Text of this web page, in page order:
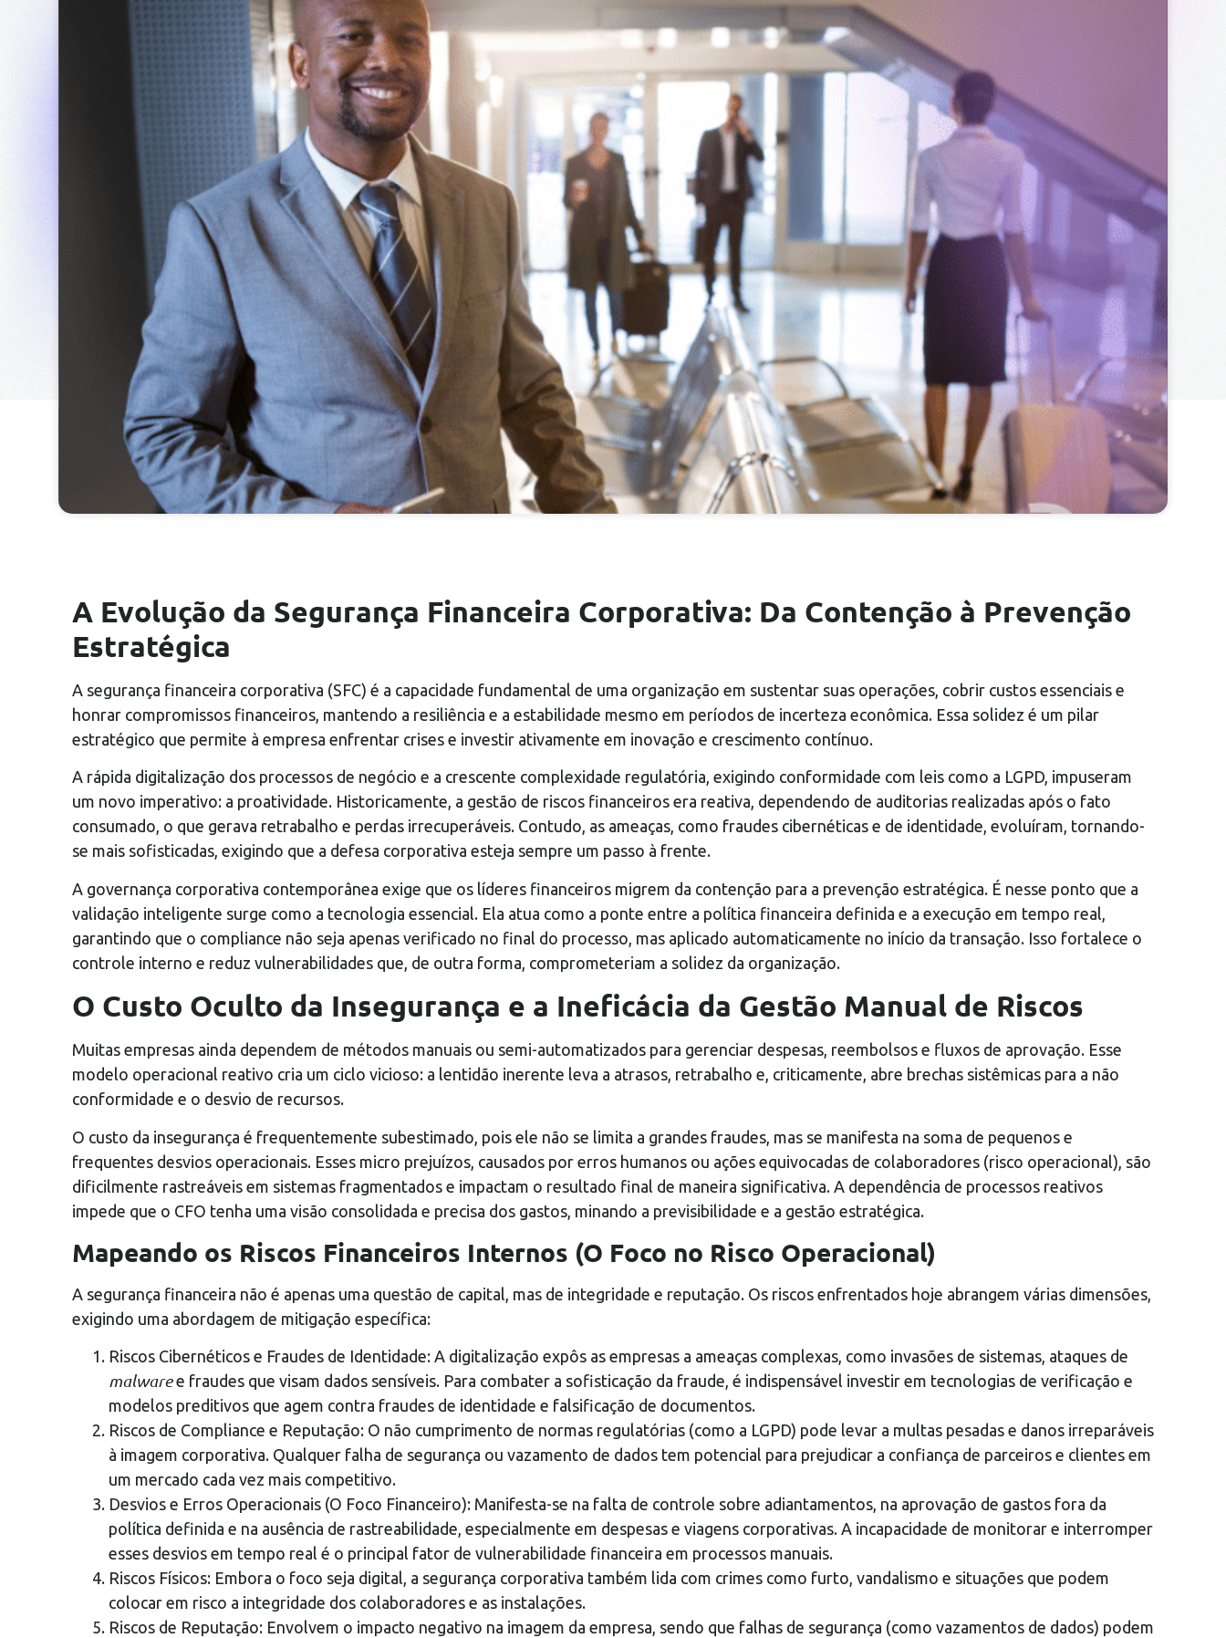
A Evolução da Segurança Financeira Corporativa: Da Contenção à Prevenção
Estratégica
A segurança financeira corporativa (SFC) é a capacidade fundamental de uma organização em sustentar suas operações, cobrir custos essenciais e
honrar compromissos financeiros, mantendo a resiliência e a estabilidade mesmo em períodos de incerteza econômica. Essa solidez é um pilar
estratégico que permite à empresa enfrentar crises e investir ativamente em inovação e crescimento contínuo.
A rápida digitalização dos processos de negócio e a crescente complexidade regulatória, exigindo conformidade com leis como a LGPD, impuseram
um novo imperativo: a proatividade. Historicamente, a gestão de riscos financeiros era reativa, dependendo de auditorias realizadas após o fato
consumado, o que gerava retrabalho e perdas irrecuperáveis. Contudo, as ameaças, como fraudes cibernéticas e de identidade, evoluíram, tornando-
se mais sofisticadas, exigindo que a defesa corporativa esteja sempre um passo à frente.
A governança corporativa contemporânea exige que os líderes financeiros migrem da contenção para a prevenção estratégica. É nesse ponto que a
validação inteligente surge como a tecnologia essencial. Ela atua como a ponte entre a política financeira definida e a execução em tempo real,
garantindo que o compliance não seja apenas verificado no final do processo, mas aplicado automaticamente no início da transação. Isso fortalece o
controle interno e reduz vulnerabilidades que, de outra forma, comprometeriam a solidez da organização.
O Custo Oculto da Insegurança e a Ineficácia da Gestão Manual de Riscos
Muitas empresas ainda dependem de métodos manuais ou semi-automatizados para gerenciar despesas, reembolsos e fluxos de aprovação. Esse
modelo operacional reativo cria um ciclo vicioso: a lentidão inerente leva a atrasos, retrabalho e, criticamente, abre brechas sistêmicas para a não
conformidade e o desvio de recursos.
O custo da insegurança é frequentemente subestimado, pois ele não se limita a grandes fraudes, mas se manifesta na soma de pequenos e
frequentes desvios operacionais. Esses micro prejuízos, causados por erros humanos ou ações equivocadas de colaboradores (risco operacional), são
dificilmente rastreáveis em sistemas fragmentados e impactam o resultado final de maneira significativa. A dependência de processos reativos
impede que o CFO tenha uma visão consolidada e precisa dos gastos, minando a previsibilidade e a gestão estratégica.
Mapeando os Riscos Financeiros Internos (O Foco no Risco Operacional)
A segurança financeira não é apenas uma questão de capital, mas de integridade e reputação. Os riscos enfrentados hoje abrangem várias dimensões,
exigindo uma abordagem de mitigação específica:
Riscos Cibernéticos e Fraudes de Identidade: A digitalização expôs as empresas a ameaças complexas, como invasões de sistemas, ataques de
malwaree fraudes que visam dados sensíveis. Para combater a sofisticação da fraude, é indispensável investir em tecnologias de verificação e
modelos preditivos que agem contra fraudes de identidade e falsificação de documentos.
Riscos de Compliance e Reputação: O não cumprimento de normas regulatórias (como a LGPD) pode levar a multas pesadas e danos irreparáveis
à imagem corporativa. Qualquer falha de segurança ou vazamento de dados tem potencial para prejudicar a confiança de parceiros e clientes em
um mercado cada vez mais competitivo.
Desvios e Erros Operacionais (O Foco Financeiro): Manifesta-se na falta de controle sobre adiantamentos, na aprovação de gastos fora da
política definida e na ausência de rastreabilidade, especialmente em despesas e viagens corporativas. A incapacidade de monitorar e interromper
esses desvios em tempo real é o principal fator de vulnerabilidade financeira em processos manuais.
Riscos Físicos: Embora o foco seja digital, a segurança corporativa também lida com crimes como furto, vandalismo e situações que podem
colocar em risco a integridade dos colaboradores e as instalações.
Riscos de Reputação: Envolvem o impacto negativo na imagem da empresa, sendo que falhas de segurança (como vazamentos de dados) podem